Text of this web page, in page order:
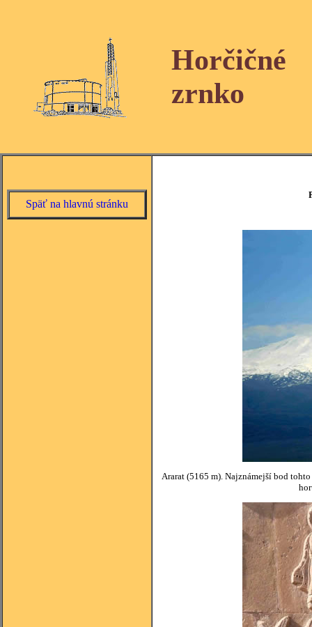
Horčičné
zrnko
Späť na hlavnú stránku
Ararat (5165 m). Najznámejší bod